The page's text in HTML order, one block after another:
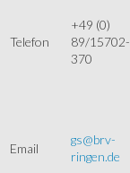
Telefon
+49 (0)
89/15702-
370
Email
gs@brv-
ringen.de